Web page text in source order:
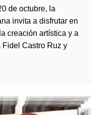
de octubre, la
invita a disfrutar en
creación artística y a
Castro Ruz y